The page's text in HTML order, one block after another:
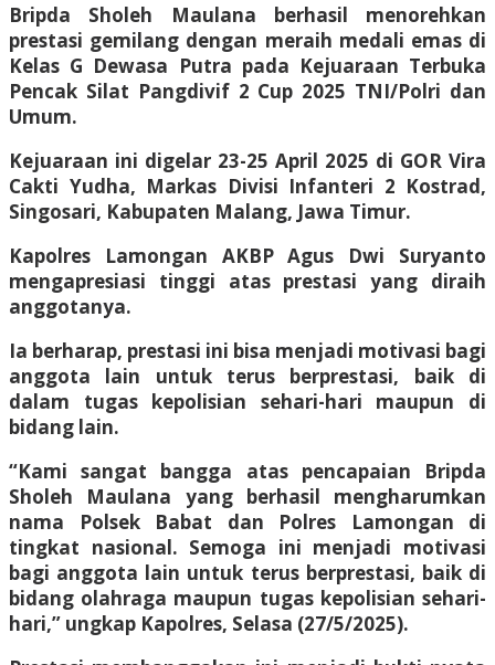
Bripda Sholeh Maulana berhasil menorehkan
prestasi gemilang dengan meraih medali emas di
Kelas G Dewasa Putra pada Kejuaraan Terbuka
Pencak Silat Pangdivif 2 Cup 2025 TNI/Polri dan
Umum.
Kejuaraan ini digelar 23-25 April 2025 di GOR Vira
Cakti Yudha, Markas Divisi Infanteri 2 Kostrad,
Singosari, Kabupaten Malang, Jawa Timur.
Kapolres Lamongan AKBP Agus Dwi Suryanto
mengapresiasi tinggi atas prestasi yang diraih
anggotanya.
Ia berharap, prestasi ini bisa menjadi motivasi bagi
anggota lain untuk terus berprestasi, baik di
dalam tugas kepolisian sehari-hari maupun di
bidang lain.
“Kami sangat bangga atas pencapaian Bripda
Sholeh Maulana yang berhasil mengharumkan
nama Polsek Babat dan Polres Lamongan di
tingkat nasional. Semoga ini menjadi motivasi
bagi anggota lain untuk terus berprestasi, baik di
bidang olahraga maupun tugas kepolisian sehari-
hari,” ungkap Kapolres, Selasa (27/5/2025).